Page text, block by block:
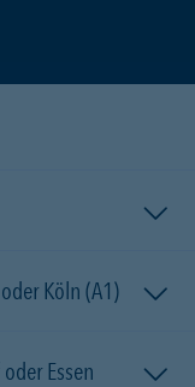
Köln (A1)
Essen